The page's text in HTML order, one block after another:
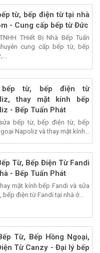
từ, bếp điện từ tại nhà
- Cung cấp bếp từ Đức
THiết Bị Nhà Bếp Tuấn
cung cấp bếp từ, bếp
bếp từ, bếp điện từ
thay mặt kính bếp
- Bếp Tuấn Phát
bếp từ, bếp điện từ, bếp
Napoliz và thay mặt kính...
Từ, Bếp Điện Từ Fandi
- Bếp Tuấn Phát
mặt kính bếp Fandi và sửa
bếp điện từ Fandi tại nhà ở...
Từ, Bếp Hồng Ngoại,
Từ Canzy - Đại lý bếp